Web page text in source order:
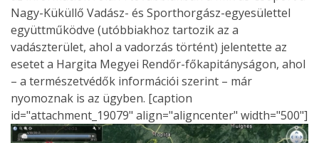
Nagy-Küküllő Vadász- és Sporthorgász-egyesülettel
együttműködve (utóbbiakhoz tartozik az a
vadászterület, ahol a vadorzás történt) jelentette az
esetet a Hargita Megyei Rendőr-főkapitányságon, ahol
– a természetvédők információi szerint – már
nyomoznak is az ügyben. [caption
id="attachment_19079" align="aligncenter" width="500"]